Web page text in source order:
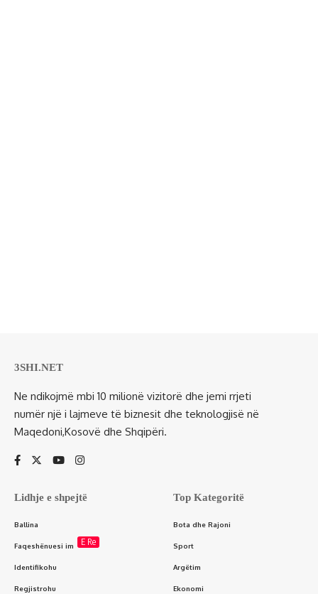
3SHI.NET
Ne ndikojmë mbi 10 milionë vizitorë dhe jemi rrjeti
numër një i lajmeve të biznesit dhe teknologjisë në
Maqedoni,Kosovë dhe Shqipëri.
Lidhje e shpejtë
Ballina
Faqeshënuesi im E Re
Identifikohu
Regjistrohu
Top Kategoritë
Bota dhe Rajoni
Sport
Argëtim
Ekonomi